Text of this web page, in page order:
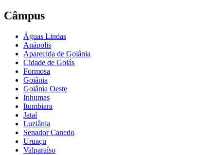
Câmpus
Águas Lindas
Anápolis
Aparecida de Goiânia
Cidade de Goiás
Formosa
Goiânia
Goiânia Oeste
Inhumas
Itumbiara
Jataí
Luziânia
Senador Canedo
Uruaçu
Valparaíso